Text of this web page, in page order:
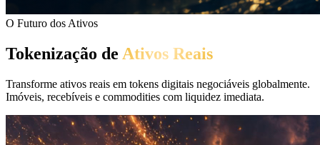
O Futuro dos Ativos
Tokenização de Ativos Reais
Transforme ativos reais em tokens digitais negociáveis globalmente.
Imóveis, recebíveis e commodities com liquidez imediata.